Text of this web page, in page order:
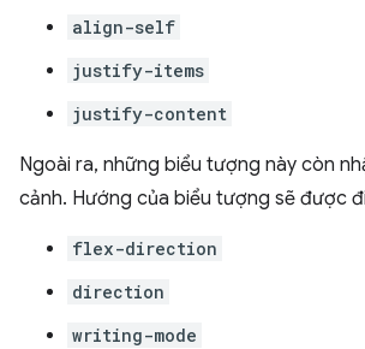
align-self
justify-items
justify-content
Ngoài ra, những biểu tượng này còn
cảnh. Hướng của biểu tượng sẽ được
flex-direction
direction
writing-mode